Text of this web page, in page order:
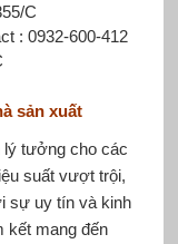
C
: 0932-600-412
sản xuất
tưởng cho các
suất vượt trội,
sự uy tín và kinh
kết mang đến